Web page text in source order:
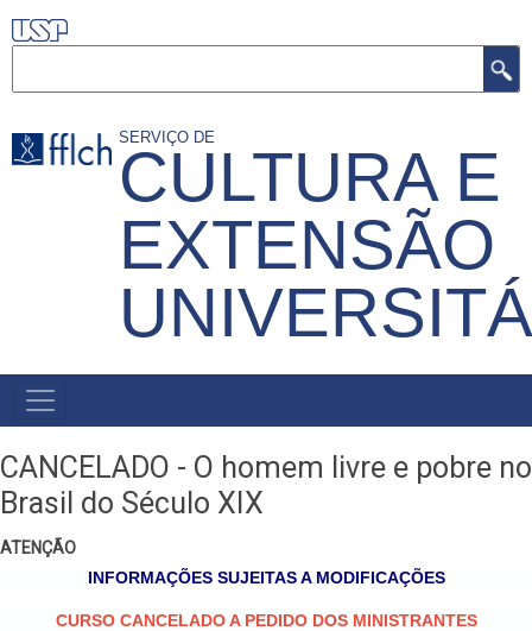
Pular
para
principal
SERVIÇO DE
CULTURA E
EXTENSÃO
MENU
PRIMÁRIO
CANCELADO - O homem livre e pobre no
Brasil do Século XIX
ATENÇÃO
INFORMAÇÕES SUJEITAS A MODIFICAÇÕES
CURSO CANCELADO A PEDIDO DOS MINISTRANTES